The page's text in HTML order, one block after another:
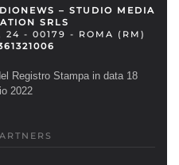
– STUDIO MEDIA
SRLS
24 - 00179 - ROMA (RM)
Registro Stampa in data 18
2022